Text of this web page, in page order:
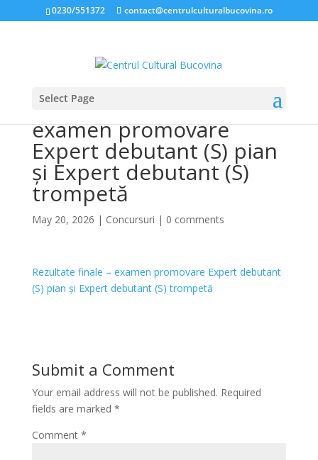
0230/551372 contact@centrulculturalbucovina.ro
Select Page
Rezultate finale –
examen promovare
Expert debutant (S) pian
și Expert debutant (S)
trompetă
May 20, 2026 | Concursuri | 0 comments
Rezultate finale – examen promovare Expert debutant
(S) pian și Expert debutant (S) trompetă
Submit a Comment
Your email address will not be published. Required
fields are marked *
Comment *